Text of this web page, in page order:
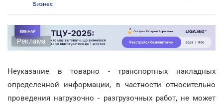
Бизнес
Реклама
Неуказание в товарно - транспортных накладных
определенной информации, в частности относительно
проведения нагрузочно - разгрузочных работ, не может